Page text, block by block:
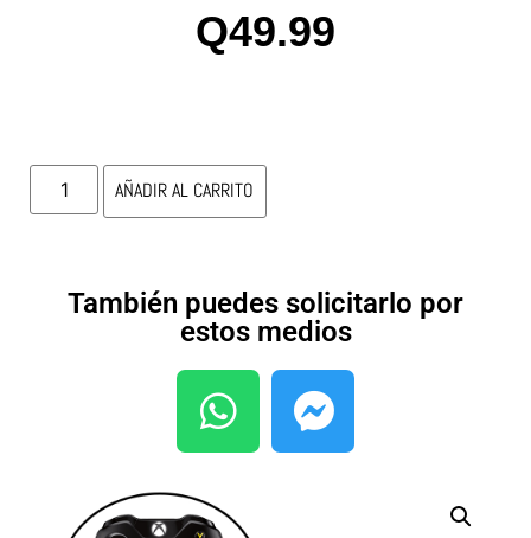
Q49.99
AÑADIR AL CARRITO
También puedes solicitarlo por
estos medios